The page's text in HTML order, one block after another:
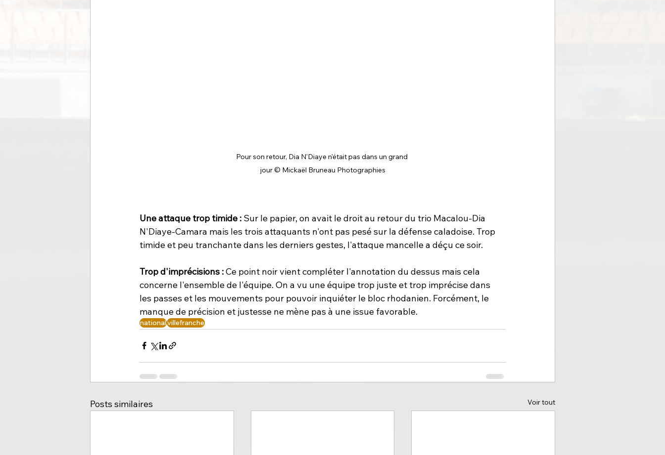
Pour son retour, Dia N'Diaye n'était pas dans un grand
jour © Mickaël Bruneau Photographies
Une attaque trop timide : Sur le papier, on avait le droit au retour du trio Macalou-Dia
N'Diaye-Camara mais les trois attaquants n'ont pas pesé sur la défense caladoise. Trop
timide et peu tranchante dans les derniers gestes, l'attaque mancelle a déçu ce soir.
Trop d'imprécisions : Ce point noir vient compléter l'annotation du dessus mais cela
concerne l'ensemble de l'équipe. On a vu une équipe trop juste et trop imprécise dans
les passes et les mouvements pour pouvoir inquiéter le bloc rhodanien. Forcément, le
manque de précision et justesse ne mène pas à une issue favorable.
nationalvillefranche
Posts similaires Voir tout